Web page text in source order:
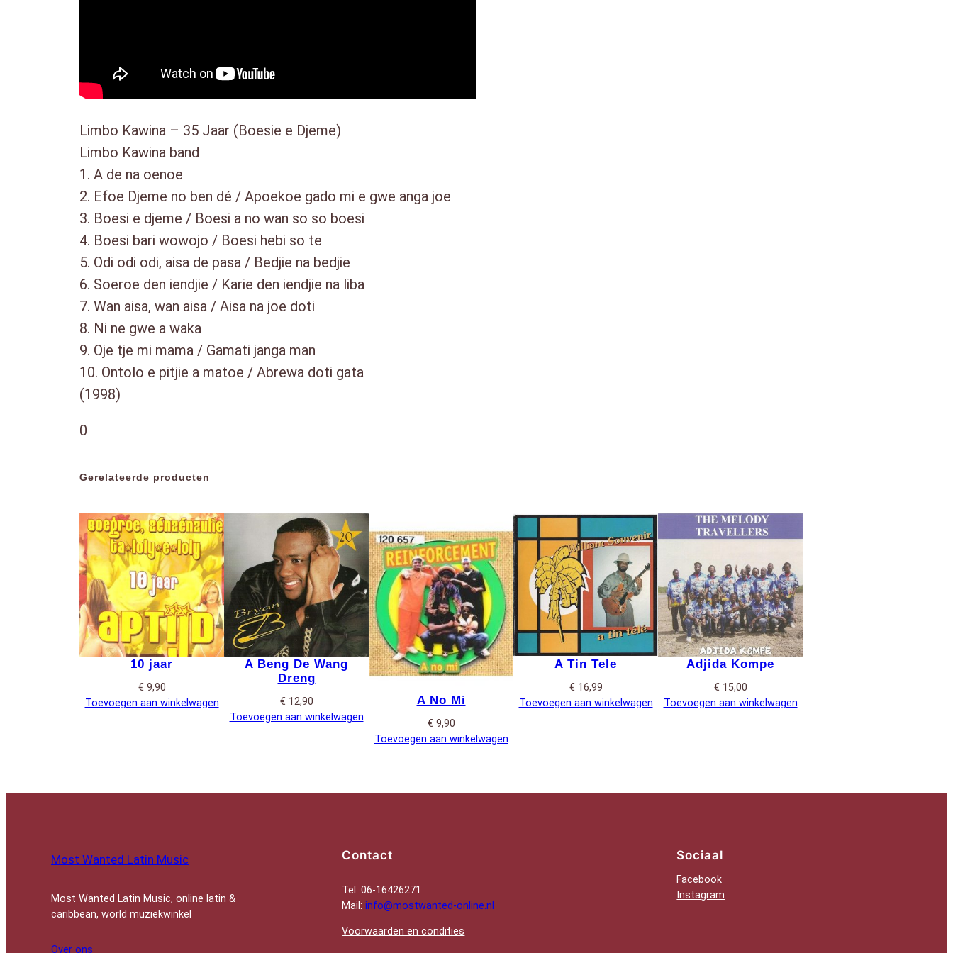
Limbo Kawina – 35 Jaar (Boesie e Djeme)
Limbo Kawina band
1. A de na oenoe
2. Efoe Djeme no ben dé / Apoekoe gado mi e gwe anga joe
3. Boesi e djeme / Boesi a no wan so so boesi
4. Boesi bari wowojo / Boesi hebi so te
5. Odi odi odi, aisa de pasa / Bedjie na bedjie
6. Soeroe den iendjie / Karie den iendjie na liba
7. Wan aisa, wan aisa / Aisa na joe doti
8. Ni ne gwe a waka
9. Oje tje mi mama / Gamati janga man
10. Ontolo e pitjie a matoe / Abrewa doti gata
(1998)
0
Gerelateerde producten
10 jaar
€ 9,90
Toevoegen aan winkelwagen
A Beng De Wang
Dreng
€ 12,90
Toevoegen aan winkelwagen
A No Mi
€ 9,90
Toevoegen aan winkelwagen
A Tin Tele
€ 16,99
Toevoegen aan winkelwagen
Adjida Kompe
€ 15,00
Toevoegen aan winkelwagen
Most Wanted Latin Music
Most Wanted Latin Music, online latin &
caribbean, world muziekwinkel
Over ons
Contact
Tel: 06-16426271
Mail:info@mostwanted-online.nl
Voorwaarden en condities
Sociaal
Facebook
Instagram